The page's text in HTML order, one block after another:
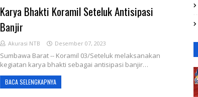
Karya Bhakti Koramil Seteluk Antisipasi
Banjir
Akurasi NTB Desember 07, 2023
Sumbawa Barat -- Koramil 03/Seteluk melaksanakan
kegiatan karya bhakti sebagai antisipasi banjir…
BACA SELENGKAPNYA